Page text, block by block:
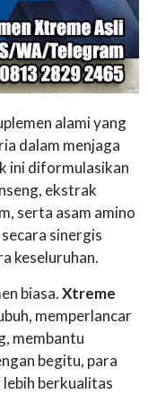
alami yang
dalam menjaga
ini diformulasikan
ekstrak
serta asam amino
sinergis
keseluruhan.
biasa.Xtreme
memperlancar
membantu
begitu, para
berkualitas